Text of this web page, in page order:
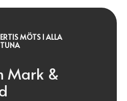
MÖTS I ALLA
Mark &